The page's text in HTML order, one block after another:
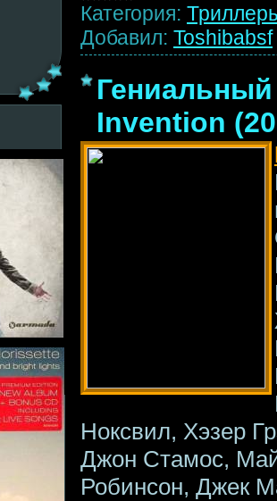
Категория:
Добавил: Toshibabsf
Invention
Ноксвил, Хэзер
Джон Стамос,
Робинсон, Джек